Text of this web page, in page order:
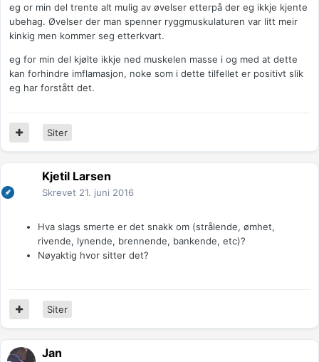
eg or min del trente alt mulig av øvelser etterpå der eg ikkje kjente
ubehag. Øvelser der man spenner ryggmuskulaturen var litt meir
kinkig men kommer seg etterkvart.
eg for min del kjølte ikkje ned muskelen masse i og med at dette
kan forhindre imflamasjon, noke som i dette tilfellet er positivt slik
eg har forstått det.
Siter
Kjetil Larsen
Skrevet 21. juni 2016
Hva slags smerte er det snakk om (strålende, ømhet,
rivende, lynende, brennende, bankende, etc)?
Nøyaktig hvor sitter det?
Siter
Jan